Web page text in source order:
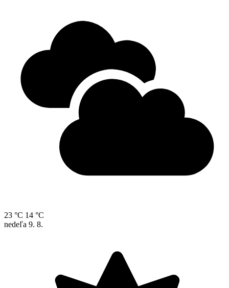
23 °C 14 °C
nedeľa 9. 8.